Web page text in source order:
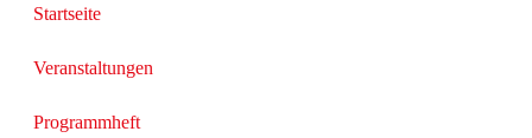
Startseite
Veranstaltungen
Programmheft